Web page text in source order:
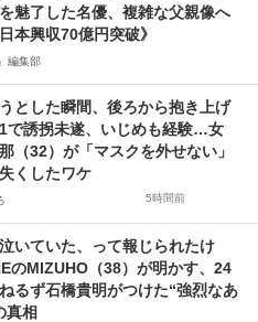
魅了した名優、複雑な父親像へ
本興収70億円突破》
編集部
うとした瞬間、後ろから抱き上げ
で誘拐未遂、いじめも経験…女
（32）が「マスクを外せない」
くしたワケ
5時間前
泣いていた、って報じられたけ
のMIZUHO（38）が明かす、24
るず石橋貴明がつけた“強烈なあ
真相